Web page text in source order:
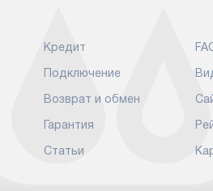
Кредит
Подключение
Возврат и обмен
Гарантия
Статьи